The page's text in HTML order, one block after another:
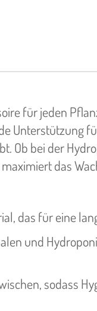
für jeden
Unterstützung
Ob bei der
das
das für eine
und
sodass